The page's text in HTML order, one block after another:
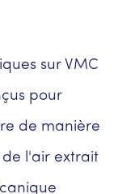
sur VMC
pour
de manière
l'air extrait